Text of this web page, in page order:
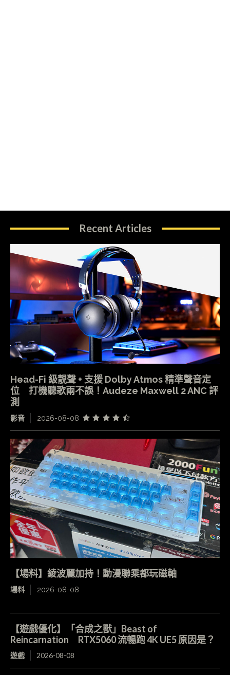
Recent Articles
Head-Fi 級靚聲 + 支援 Dolby Atmos 精準聲音定
位 打機聽歌兩不誤！Audeze Maxwell 2 ANC 評
測
影音 2026-08-08
【場料】綾波麗加持！動漫聯乘都玩磁軸
場料 2026-08-08
【遊戲優化】「合成之獸」Beast of
Reincarnation RTX5060 流暢跑 4K UE5 原因是？
遊戲 2026-08-08